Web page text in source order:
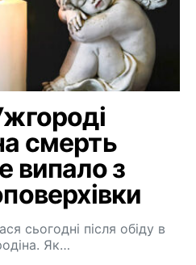
смерть
випало з
сьогодні після обіду в
Як…